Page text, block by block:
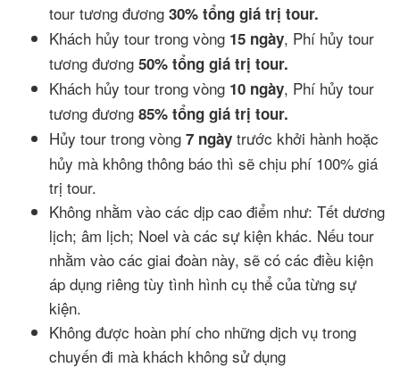
tour tương đương 30% tổng giá trị tour.
Khách hủy tour trong vòng 15 ngày, Phí hủy tour
tương đương 50% tổng giá trị tour.
Khách hủy tour trong vòng 10 ngày, Phí hủy tour
tương đương 85% tổng giá trị tour.
Hủy tour trong vòng 7 ngày trước khởi hành hoặc
hủy mà không thông báo thì sẽ chịu phí 100% giá
trị tour.
Không nhằm vào các dịp cao điểm như: Tết dương
lịch; âm lịch; Noel và các sự kiện khác. Nếu tour
nhằm vào các giai đoàn này, sẽ có các điều kiện
áp dụng riêng tùy tình hình cụ thể của từng sự
kiện.
Không được hoàn phí cho những dịch vụ trong
chuyến đi mà khách không sử dụng